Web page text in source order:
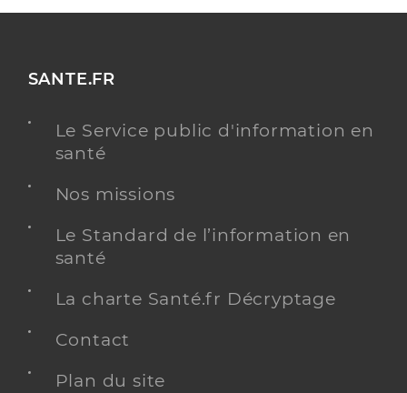
SANTE.FR
Le Service public d'information en
santé
Nos missions
Le Standard de l’information en
santé
La charte Santé.fr Décryptage
Contact
Plan du site